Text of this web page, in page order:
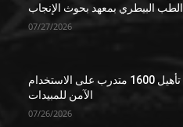
الطب البيطري بمعهد بحوث الإنجاب
07/27/2026
الزراعة: تأهيل 1600 متدرب على الاستخدام
الآمن للمبيدات
07/26/2026